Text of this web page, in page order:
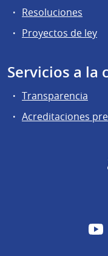
Resoluciones
Proyectos de ley
Servicios a la
Transparencia
Acreditaciones